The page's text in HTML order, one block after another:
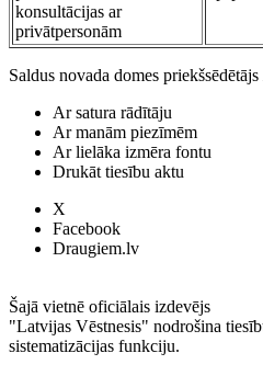
konsultācijas ar
privātpersonām
Saldus novada domes priekšsēdētājs
Ar satura rādītāju
Ar manām piezīmēm
Ar lielāka izmēra fontu
Drukāt tiesību aktu
X
Facebook
Draugiem.lv
Šajā vietnē oficiālais izdevējs
"Latvijas Vēstnesis" nodrošina
sistematizācijas funkciju.